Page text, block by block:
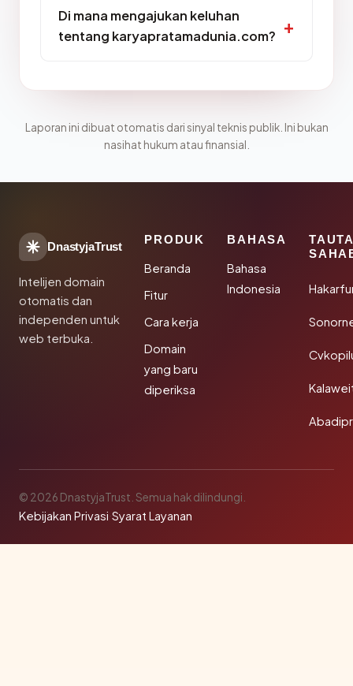
Di mana mengajukan keluhan
tentang karyapratamadunia.com?
Laporan ini dibuat otomatis dari sinyal teknis publik. Ini bukan
nasihat hukum atau finansial.
DnastyjaTrust
Intelijen domain
otomatis dan
independen untuk
web terbuka.
PRODUK
Beranda
Fitur
Cara kerja
Domain
yang baru
diperiksa
BAHASA
Bahasa
Indonesia
© 2026 DnastyjaTrust. Semua hak dilindungi.
Kebijakan Privasi·Syarat Layanan